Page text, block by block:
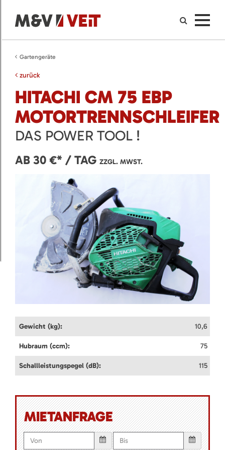
Gartengeräte
zurück
HITACHI CM 75 EBP
MOTORTRENNSCHLEIFER
DAS POWER TOOL !
AB 30 €* / TAG ZZGL. MWST.
Gewicht (kg): 10,6
Hubraum (ccm): 75
Schallleistungspegel (dB): 115
MIETANFRAGE